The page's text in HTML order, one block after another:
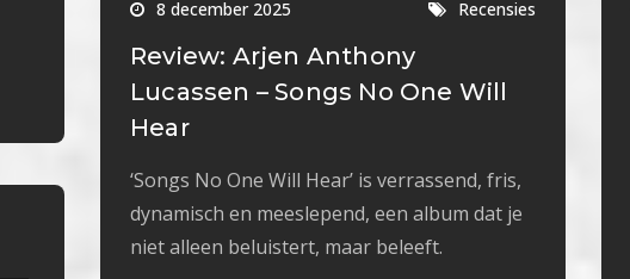
8 december 2025 Recensies
Review: Arjen Anthony
Lucassen – Songs No One Will
Hear
‘Songs No One Will Hear’ is verrassend, fris,
dynamisch en meeslepend, een album dat je
niet alleen beluistert, maar beleeft.